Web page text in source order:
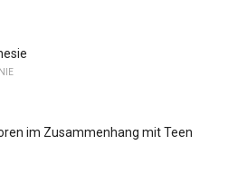
im Zusammenhang mit Teen